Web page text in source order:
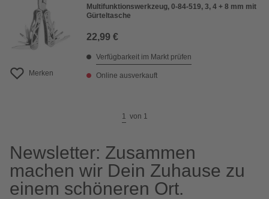
Bewertung
Merken
Multifunktionswerkzeug, 0-84-519, 3, 4 + 8 mm mit
Gürteltasche
22,99 €
Verfügbarkeit im Markt prüfen
Online ausverkauft
1 von 1
Newsletter: Zusammen
machen wir Dein Zuhause zu
einem schöneren Ort.